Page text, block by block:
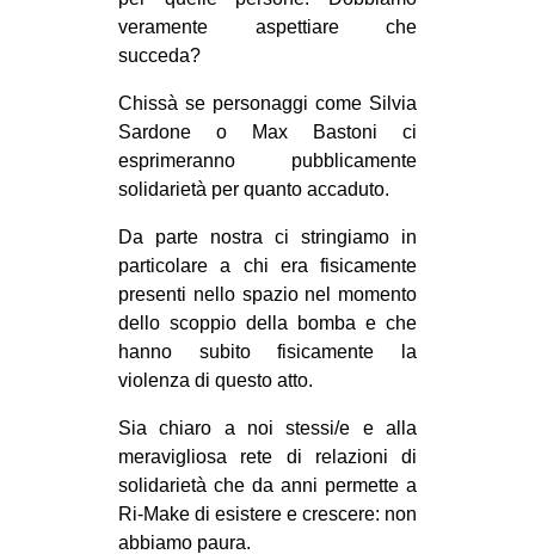
veramente aspettiare che
succeda?
Chissà se personaggi come Silvia
Sardone o Max Bastoni ci
esprimeranno pubblicamente
solidarietà per quanto accaduto.
Da parte nostra ci stringiamo in
particolare a chi era fisicamente
presenti nello spazio nel momento
dello scoppio della bomba e che
hanno subito fisicamente la
violenza di questo atto.
Sia chiaro a noi stessi/e e alla
meravigliosa rete di relazioni di
solidarietà che da anni permette a
Ri-Make di esistere e crescere: non
abbiamo paura.